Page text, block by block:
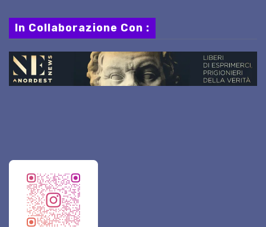
In Collaborazione Con :